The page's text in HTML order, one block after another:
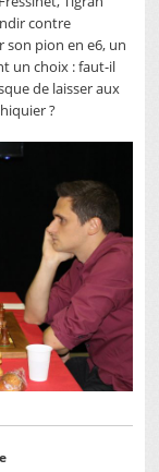
contre
pion en e6, un
un choix : faut-il
de laisser aux
?